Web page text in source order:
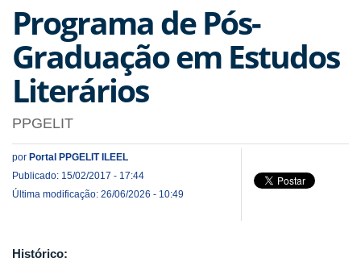
Programa de Pós-
Graduação em Estudos
Literários
PPGELIT
por Portal PPGELIT ILEEL
Publicado: 15/02/2017 - 17:44
Última modificação: 26/06/2026 - 10:49
Histórico: